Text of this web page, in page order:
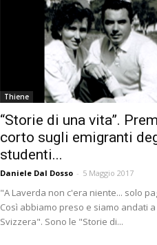
Thiene
“Storie di una vita”.
corto sugli emigranti
studenti...
Daniele Dal Dosso - 5 Maggio 2017
"A Laverda non c'era niente... solo
Così abbiamo preso e siamo andati a
Svizzera". Sono le "Storie di...